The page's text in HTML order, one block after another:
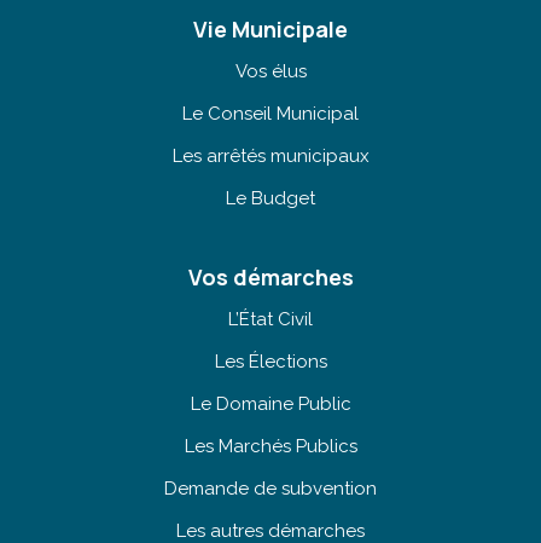
Vie Municipale
Vos élus
Le Conseil Municipal
Les arrêtés municipaux
Le Budget
Vos démarches
L’État Civil
Les Élections
Le Domaine Public
Les Marchés Publics
Demande de subvention
Les autres démarches